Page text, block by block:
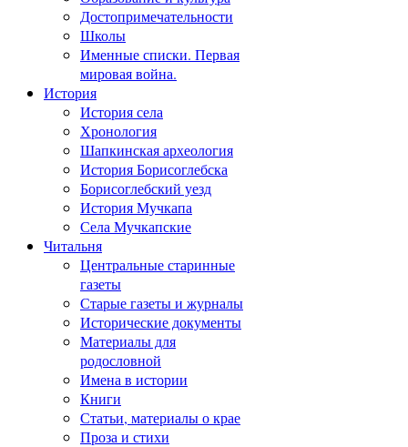
Достопримечательности
Школы
Именные списки. Первая
мировая война.
История
История села
Хронология
Шапкинская археология
История Борисоглебска
Борисоглебский уезд
История Мучкапа
Села Мучкапские
Читальня
Центральные старинные
газеты
Старые газеты и журналы
Исторические документы
Материалы для
родословной
Имена в истории
Книги
Статьи, материалы о крае
Проза и стихи